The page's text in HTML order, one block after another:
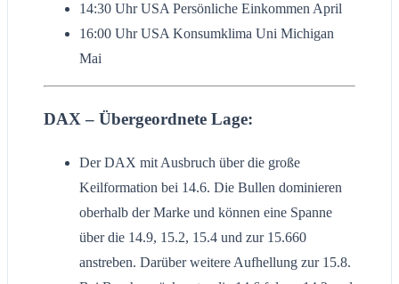
14:30 Uhr USA Persönliche Einkommen April
16:00 Uhr USA Konsumklima Uni Michigan
Mai
DAX – Übergeordnete Lage:
Der DAX mit Ausbruch über die große
Keilformation bei 14.6. Die Bullen dominieren
oberhalb der Marke und können eine Spanne
über die 14.9, 15.2, 15.4 und zur 15.660
anstreben. Darüber weitere Aufhellung zur 15.8.